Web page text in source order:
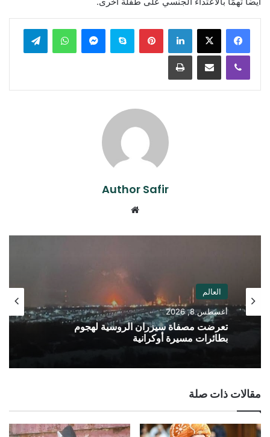
لينكدإن بينتيريستسكايب ماسنجر واتساب تيلقرام
ڤايبر مشاركة عبر البريد طباعة
Author Safir
العالم
أغسطس 8, 2026
تعرضت مصفاة سيزران الروسية لهجوم
بطائرات مسيرة أوكرانية
مقالات ذات صلة